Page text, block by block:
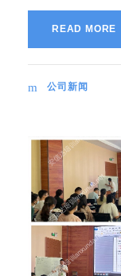
READ MORE
公司新闻